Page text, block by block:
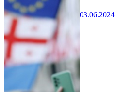
03.06.2024